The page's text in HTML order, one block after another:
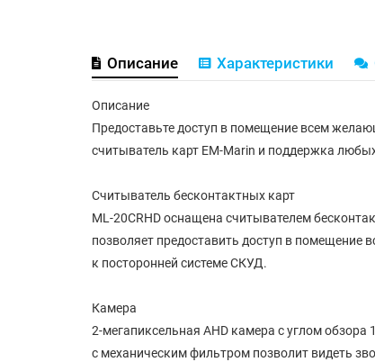
Описание Характеристики
Описание
Предоставьте доступ в помещение всем
считыватель карт EM-Marin и поддержка
Считыватель бесконтактных карт
ML-20CRHD оснащена считывателем
позволяет предоставить доступ в помещение
к посторонней системе СКУД.
Камера
2-мегапиксельная AHD камера с углом
с механическим фильтром позволит видеть